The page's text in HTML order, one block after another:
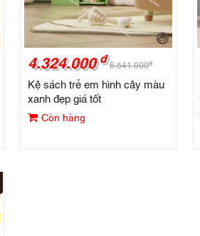
4.324.000 đ 6.541.000đ
Kệ sách trẻ em hình cây màu
xanh đẹp giá tốt
Còn hàng